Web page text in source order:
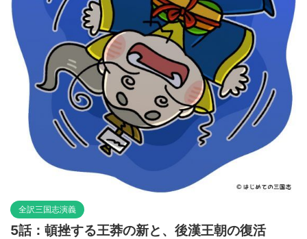
全訳三国志演義
5話：頓挫する王莽の新と、後漢王朝の復活